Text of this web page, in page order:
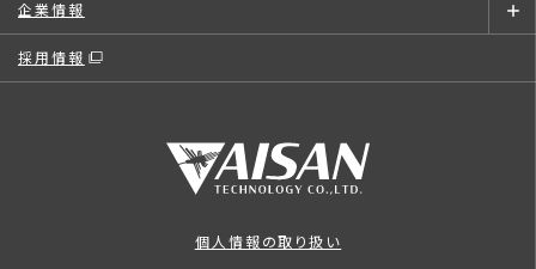
企業情報
採用情報
個人情報の取り扱い